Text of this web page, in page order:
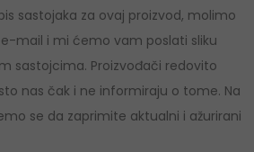
sastojaka za ovaj proizvod, molimo
mail i mi ćemo vam poslati sliku
sastojcima. Proizvođači redovito
nas čak i ne informiraju o tome. Na
se da zaprimite aktualni i ažurirani